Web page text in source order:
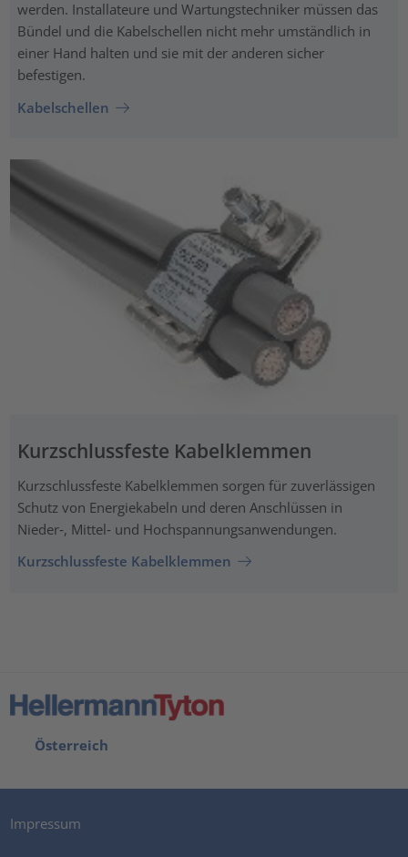
werden. Installateure und Wartungstechniker müssen das
Bündel und die Kabelschellen nicht mehr umständlich in
einer Hand halten und sie mit der anderen sicher
befestigen.
Kabelschellen
Kurzschlussfeste Kabelklemmen
Kurzschlussfeste Kabelklemmen sorgen für zuverlässigen
Schutz von Energiekabeln und deren Anschlüssen in
Nieder‑, Mittel‑ und Hochspannungsanwendungen.
Kurzschlussfeste Kabelklemmen
Österreich
Impressum